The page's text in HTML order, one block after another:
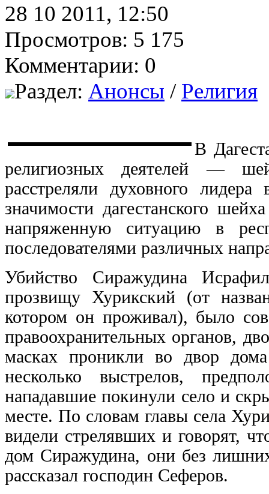
28 10 2011, 12:50
Просмотров: 5 175
Комментарии: 0
Раздел: Анонсы / Религия
В
религиозных деятелей —
расстреляли духовного
значимости дагестанского
напряженную ситуацию в
последователями различных
Убийство Сиражудина
прозвищу Хурикский (от
котором он проживал), было
правоохранительных органов,
масках проникли во двор
несколько выстрелов,
нападавшие покинули село и
месте. По словам главы села
видели стрелявших и говорят,
дом Сиражудина, они без
рассказал господин Сеферов.